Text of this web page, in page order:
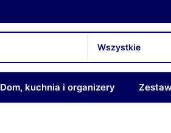
Dom, kuchnia i organizery